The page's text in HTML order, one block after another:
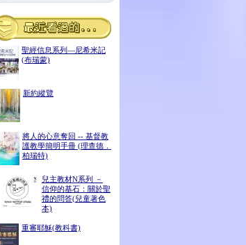
聖經信息系列—尼希米記
(布瑞蒙)
新約縱覽
將人的心意奪回 -- 基督教
護教學簡明手冊 (理查德．
柏瑞特)
兒主教材N系列 －
信仰的基石：關於聖
禮的問答(兒童著色
本)
重審耶穌(教科書)